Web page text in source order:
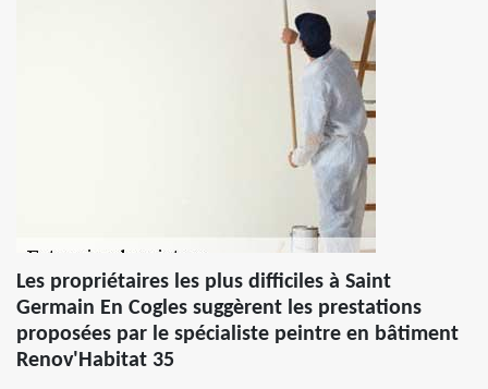
Les propriétaires les plus difficiles à Saint
Germain En Cogles suggèrent les prestations
proposées par le spécialiste peintre en bâtiment
Renov'Habitat 35